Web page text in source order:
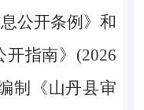
公开条例》和
开指南》(2026
制《山丹县审